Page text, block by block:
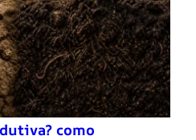
como